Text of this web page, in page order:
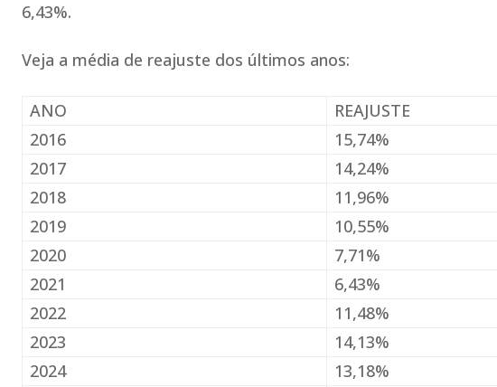
6,43%.
Veja a média de reajuste dos últimos anos:
ANO
REAJUSTE
2016
15,74%
2017
14,24%
2018
11,96%
2019
10,55%
2020
7,71%
2021
6,43%
2022
11,48%
2023
14,13%
2024
13,18%